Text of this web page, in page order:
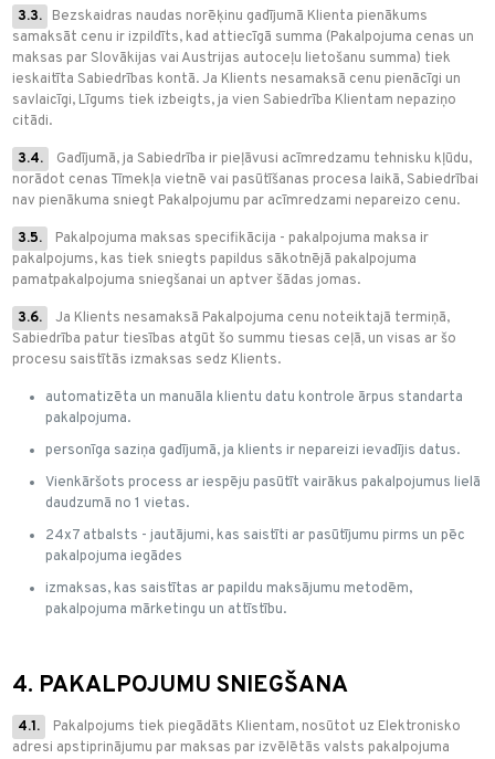
3.3.
Bezskaidras naudas norēķinu gadījumā Klienta pienākums
samaksāt cenu ir izpildīts, kad attiecīgā summa (Pakalpojuma cenas un
maksas par Slovākijas vai Austrijas autoceļu lietošanu summa) tiek
ieskaitīta Sabiedrības kontā. Ja Klients nesamaksā cenu pienācīgi un
savlaicīgi, Līgums tiek izbeigts, ja vien Sabiedrība Klientam nepaziņo
citādi.
3.4.
Gadījumā, ja Sabiedrība ir pieļāvusi acīmredzamu tehnisku kļūdu,
norādot cenas Tīmekļa vietnē vai pasūtīšanas procesa laikā, Sabiedrībai
nav pienākuma sniegt Pakalpojumu par acīmredzami nepareizo cenu.
3.5.
Pakalpojuma maksas specifikācija - pakalpojuma maksa ir
pakalpojums, kas tiek sniegts papildus sākotnējā pakalpojuma
pamatpakalpojuma sniegšanai un aptver šādas jomas.
3.6.
Ja Klients nesamaksā Pakalpojuma cenu noteiktajā termiņā,
Sabiedrība patur tiesības atgūt šo summu tiesas ceļā, un visas ar šo
procesu saistītās izmaksas sedz Klients.
automatizēta un manuāla klientu datu kontrole ārpus standarta
pakalpojuma.
personīga saziņa gadījumā, ja klients ir nepareizi ievadījis datus.
Vienkāršots process ar iespēju pasūtīt vairākus pakalpojumus lielā
daudzumā no 1 vietas.
24x7 atbalsts - jautājumi, kas saistīti ar pasūtījumu pirms un pēc
pakalpojuma iegādes
izmaksas, kas saistītas ar papildu maksājumu metodēm,
pakalpojuma mārketingu un attīstību.
4. PAKALPOJUMU SNIEGŠANA
4.1.
Pakalpojums tiek piegādāts Klientam, nosūtot uz Elektronisko
adresi apstiprinājumu par maksas par izvēlētās valsts pakalpojuma